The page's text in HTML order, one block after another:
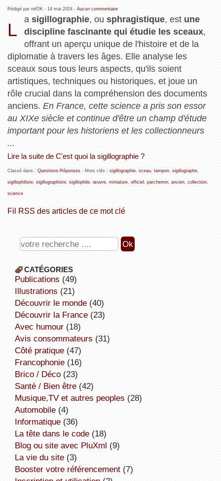
Rédigé par refOK - 14 mai 2024- Aucun commentaire
L
asigillographie, ousphragistique, est une
discipline fascinante qui étudie les sceaux,
offrant un aperçu unique de l'histoire et de la
diplomatie à travers les âges. Elle analyse les
sceaux sous tous leurs aspects, qu'ils soient
artistiques, techniques ou historiques, et joue un
rôle crucial dans la compréhension des documents
anciens. En France, cette science a pris son essor
au XIXe siècle et continue d'être un champ d'étude
important pour les historiens et les collectionneurs
...
Lire la suite de C'est quoi la sigillographie ?
Classé dans : Questions-Réponses- Mots clés : sigillographie, sceau, tampon, sigillographe,
sigillophiliste, sigillographiste, sigillophile, œuvre, miniature, officiel parchemin, ancien, collection,
science
Fil RSS des articles de ce mot clé
CATÉGORIES
publications (49)
illustrations (21)
découvrir le monde(40)
découvrir la France(23)
avec humour(18)
avis consommateurs (31)
côté pratique(47)
Francophonie(16)
Brico / Déco(23)
Santé / Bien être(42)
Musique,TV et autres peoples (28)
Automobile(4)
informatique(36)
la tête dans le code(18)
Blog ou site avec PluXml (9)
la vie du site(3)
booster votre référencement(7)